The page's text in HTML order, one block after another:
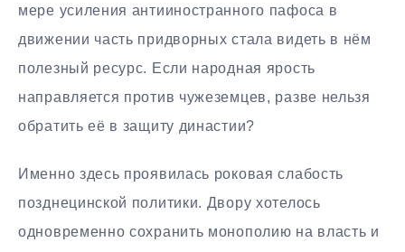
мере усиления антииностранного пафоса в
движении часть придворных стала видеть в нём
полезный ресурс. Если народная ярость
направляется против чужеземцев, разве нельзя
обратить её в защиту династии?
Именно здесь проявилась роковая слабость
позднецинской политики. Двору хотелось
одновременно сохранить монополию на власть и